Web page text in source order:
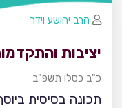
יציבות
כ"ב כסלו תשפ"ב
תכונה בסיסית
הרב יהושע וידר